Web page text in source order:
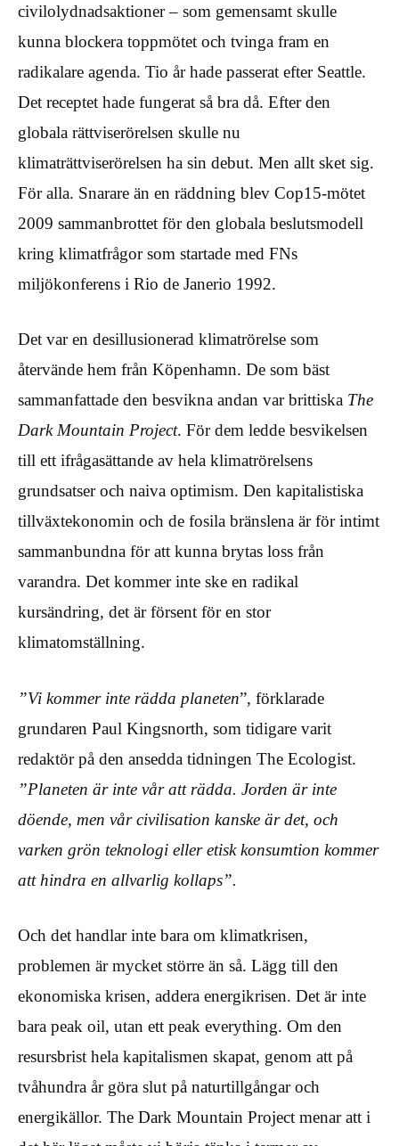
civilolydnadsaktioner – som gemensamt skulle
kunna blockera toppmötet och tvinga fram en
radikalare agenda. Tio år hade passerat efter Seattle.
Det receptet hade fungerat så bra då. Efter den
globala rättviserörelsen skulle nu
klimaträttviserörelsen ha sin debut. Men allt sket sig.
För alla. Snarare än en räddning blev Cop15-mötet
2009 sammanbrottet för den globala beslutsmodell
kring klimatfrågor som startade med FNs
miljökonferens i Rio de Janerio 1992.
Det var en desillusionerad klimatrörelse som
återvände hem från Köpenhamn. De som bäst
sammanfattade den besvikna andan var brittiska The
Dark Mountain Project. För dem ledde besvikelsen
till ett ifrågasättande av hela klimatrörelsens
grundsatser och naiva optimism. Den kapitalistiska
tillväxtekonomin och de fosila bränslena är för intimt
sammanbundna för att kunna brytas loss från
varandra. Det kommer inte ske en radikal
kursändring, det är försent för en stor
klimatomställning.
”Vi kommer inte rädda planeten”, förklarade
grundaren Paul Kingsnorth, som tidigare varit
redaktör på den ansedda tidningen The Ecologist.
”Planeten är inte vår att rädda. Jorden är inte
döende, men vår civilisation kanske är det, och
varken grön teknologi eller etisk konsumtion kommer
att hindra en allvarlig kollaps”.
Och det handlar inte bara om klimatkrisen,
problemen är mycket större än så. Lägg till den
ekonomiska krisen, addera energikrisen. Det är inte
bara peak oil, utan ett peak everything. Om den
resursbrist hela kapitalismen skapat, genom att på
tvåhundra år göra slut på naturtillgångar och
energikällor. The Dark Mountain Project menar att i